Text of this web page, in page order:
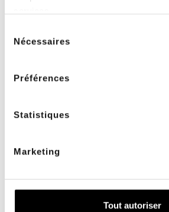
Nécessaires
Préférences
Statistiques
Marketing
Tout autoriser
Seto de velocidad amarillo, altura
Estas mini vallas de velocidad son
ideales para trabajar la agilidad, la...